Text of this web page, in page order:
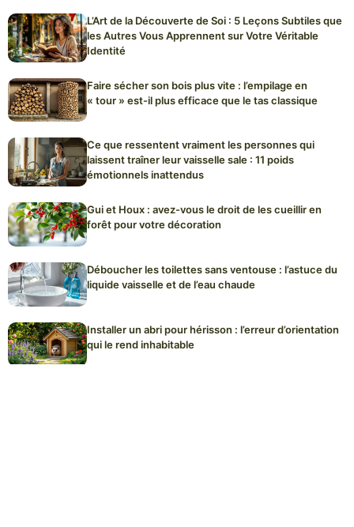
L’Art de la Découverte de Soi : 5 Leçons Subtiles que
les Autres Vous Apprennent sur Votre Véritable
Identité
Faire sécher son bois plus vite : l’empilage en
« tour » est-il plus efficace que le tas classique
Ce que ressentent vraiment les personnes qui
laissent traîner leur vaisselle sale : 11 poids
émotionnels inattendus
Gui et Houx : avez-vous le droit de les cueillir en
forêt pour votre décoration
Déboucher les toilettes sans ventouse : l’astuce du
liquide vaisselle et de l’eau chaude
Installer un abri pour hérisson : l’erreur d’orientation
qui le rend inhabitable